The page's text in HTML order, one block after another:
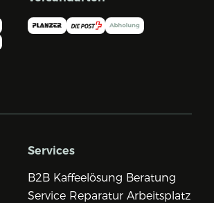
Services
B2B Kaffeelösung Beratung
Service Reparatur Arbeitsplatz